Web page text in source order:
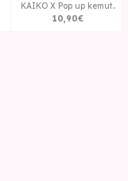
KAIKO X Pop up kemut..
10,90€